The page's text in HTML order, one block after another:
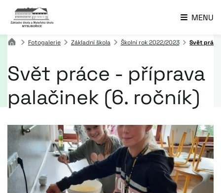
MENU
Fotogalerie Základní škola Školní rok 2022/2023 Svět
Svět práce - příprava
palačinek (6. ročník)